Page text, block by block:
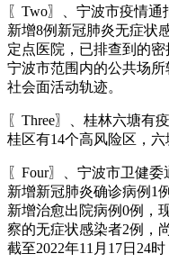
〖Two〗、宁波市疫情通
新增8例新冠肺炎无症状
定点医院，已排查到的
宁波市范围内的公共场
社会面活动轨迹。
〖Three〗、桂林六塘有
桂区有14个高风险区，六
〖Four〗、宁波市卫健
新增新冠肺炎确诊病例1
新增治愈出院病例0例，
察的无症状感染者2例，
截至2022年11月17日24